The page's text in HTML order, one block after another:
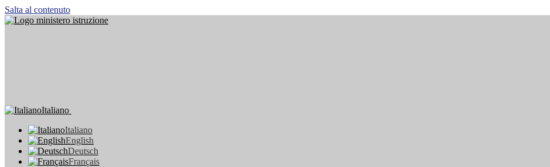
Salta al contenuto
Italiano
Italiano
English
Deutsch
Français